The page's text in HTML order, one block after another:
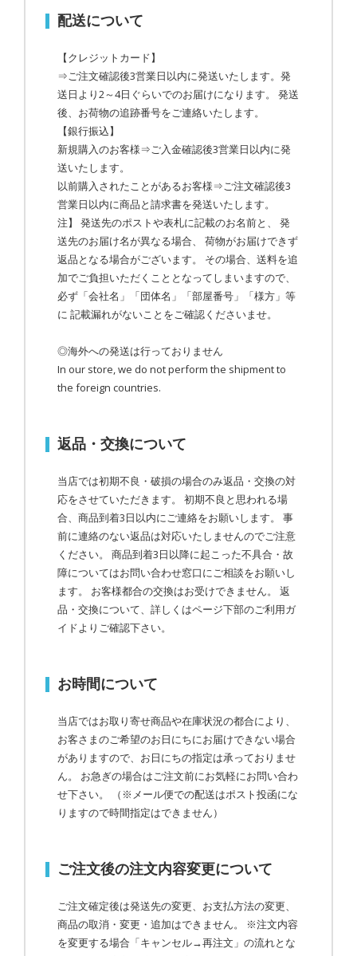
配送について
【クレジットカード】
⇒ご注文確認後3営業日以内に発送いたします。発
送日より2～4日ぐらいでのお届けになります。 発送
後、お荷物の追跡番号をご連絡いたします。
【銀行振込】
新規購入のお客様⇒ご入金確認後3営業日以内に発
送いたします。
以前購入されたことがあるお客様⇒ご注文確認後3
営業日以内に商品と請求書を発送いたします。
注】 発送先のポストや表札に記載のお名前と、 発
送先のお届け名が異なる場合、 荷物がお届けできず
返品となる場合がございます。 その場合、送料を追
加でご負担いただくこととなってしまいますので、
必ず「会社名」「団体名」「部屋番号」「様方」等
に 記載漏れがないことをご確認くださいませ。
◎海外への発送は行っておりません
In our store, we do not perform the shipment to
the foreign countries.
返品・交換について
当店では初期不良・破損の場合のみ返品・交換の対
応をさせていただきます。 初期不良と思われる場
合、商品到着3日以内にご連絡をお願いします。 事
前に連絡のない返品は対応いたしませんのでご注意
ください。 商品到着3日以降に起こった不具合・故
障についてはお問い合わせ窓口にご相談をお願いし
ます。 お客様都合の交換はお受けできません。 返
品・交換について、詳しくはページ下部のご利用ガ
イドよりご確認下さい。
お時間について
当店ではお取り寄せ商品や在庫状況の都合により、
お客さまのご希望のお日にちにお届けできない場合
がありますので、お日にちの指定は承っておりませ
ん。 お急ぎの場合はご注文前にお気軽にお問い合わ
せ下さい。
（※メール便での配送はポスト投函にな
りますので時間指定はできません）
ご注文後の注文内容変更について
ご注文確定後は発送先の変更、お支払方法の変更、
商品の取消・変更・追加はできません。 ※注文内容
を変更する場合「キャンセル→再注文」の流れとな